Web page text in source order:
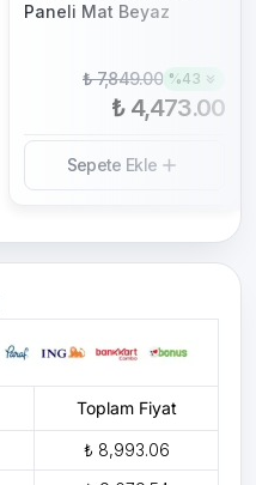
Paneli Mat Beyaz
₺ 7,849.00 %43
₺ 4,473.00
Sepete Ekle
Toplam Fiyat
₺ 8,993.06